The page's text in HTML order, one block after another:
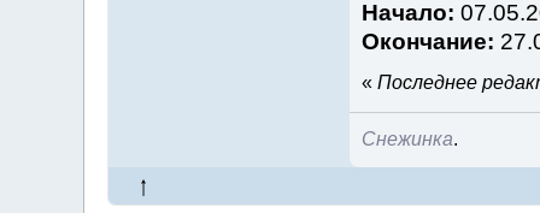
Начало:
Окончание:
« Последнее
Снежинка.